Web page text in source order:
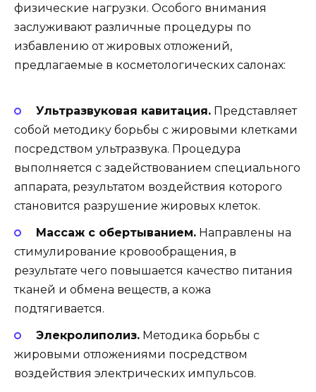
физические нагрузки. Особого внимания
заслуживают различные процедуры по
избавлению от жировых отложений,
предлагаемые в косметологических салонах:
Ультразвуковая кавитация.Представляет
собой методику борьбы с жировыми клетками
посредством ультразвука. Процедура
выполняется с задействованием специального
аппарата, результатом воздействия которого
становится разрушение жировых клеток.
Массаж с обертыванием.Направлены на
стимулирование кровообращения, в
результате чего повышается качество питания
тканей и обмена веществ, а кожа
подтягивается.
Элекролиполиз.Методика борьбы с
жировыми отложениями посредством
воздействия электрических импульсов.